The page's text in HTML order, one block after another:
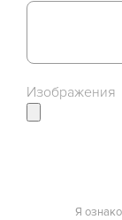
Изображения
Я